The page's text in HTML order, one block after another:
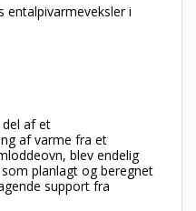
entalpivarmeveksler i
del af et
af varme fra et
blev endelig
planlagt og beregnet
support fra